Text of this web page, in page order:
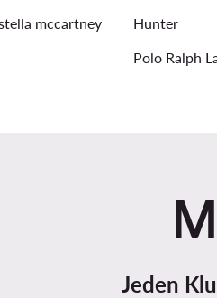
mccartney Hunter
Polo Ralph
Jeden